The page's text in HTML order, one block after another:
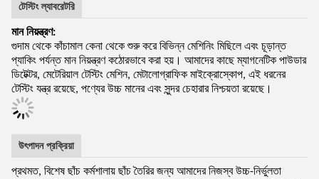
টেস্টিং ল্যাবরেটরি
মান নিয়ন্ত্রণ:
গুদাম থেকে কাঁচামাল কেনা থেকে শুরু করে বিভিন্ন মেশিনিং মিছিলে এবং চূড়ান্ত
প্যাকিং পর্যন্ত মান নিয়ন্ত্রণ কঠোরভাবে করা হয়। আমাদের কাছে ম্যাগনেটিক পাউডার
ডিটেক্টর, মেটেরিয়াল টেস্টিং মেশিন, মেটালোগ্রাফিক মাইক্রোস্কোপ, এই ধরনের
টেস্টিং যন্ত্র রয়েছে, পণ্যের উচ্চ মানের এবং সুন্দর চেহারার নিশ্চয়তা রয়েছে।
উৎপাদন প্রক্রিয়া
প্রথমত, বিশেষ ছাঁচ কর্মশালায় ছাঁচ তৈরির জন্য আমাদের নিজস্ব উচ্চ-নির্ভুলতা